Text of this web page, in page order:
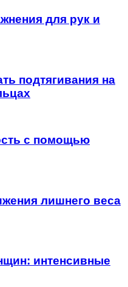
для рук и
подтягивания на
с помощью
лишнего веса
интенсивные